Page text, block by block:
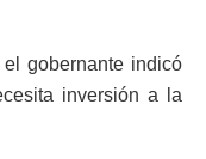
gobernante indicó
inversión a la